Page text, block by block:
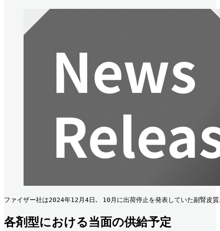
ファイザー社は2024年12月4日､ 10月に出荷停止を発表していた副腎皮
各剤型における当面の供給予定